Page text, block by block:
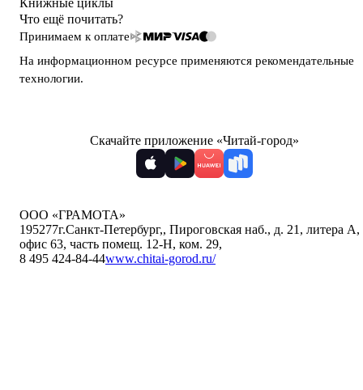
Книжные циклы
Что ещё почитать?
Принимаем к оплате
На информационном ресурсе применяются рекомендательные
технологии.
Скачайте приложение «Читай-город»
ООО «ГРАМОТА»
195277г.Санкт-Петербург,, Пироговская наб., д. 21, литера А,
офис 63, часть помещ. 12-Н, ком. 29,
8 495 424-84-44www.chitai-gorod.ru/